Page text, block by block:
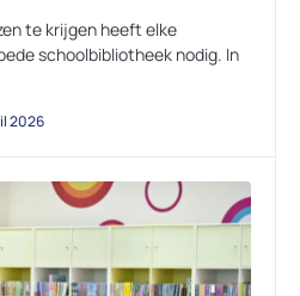
te krijgen heeft elke
schoolbibliotheek nodig. In
2026